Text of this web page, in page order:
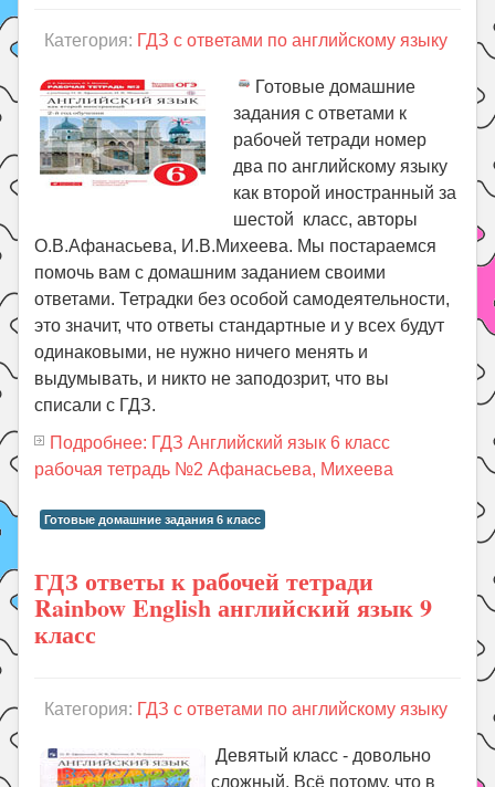
Категория: ГДЗ с ответами по английскому языку
Готовые домашние
задания с ответами к
рабочей тетради номер
два по английскому языку
как второй иностранный за
шестой класс, авторы
О.В.Афанасьева, И.В.Михеева. Мы постараемся
помочь вам с домашним заданием своими
ответами. Тетрадки без особой самодеятельности,
это значит, что ответы стандартные и у всех будут
одинаковыми, не нужно ничего менять и
выдумывать, и никто не заподозрит, что вы
списали с ГДЗ.
Подробнее: ГДЗ Английский язык 6 класс
рабочая тетрадь №2 Афанасьева, Михеева
Готовые домашние задания 6 класс
ГДЗ ответы к рабочей тетради
Rainbow English английский язык 9
класс
Категория: ГДЗ с ответами по английскому языку
Девятый класс - довольно
сложный. Всё потому, что в